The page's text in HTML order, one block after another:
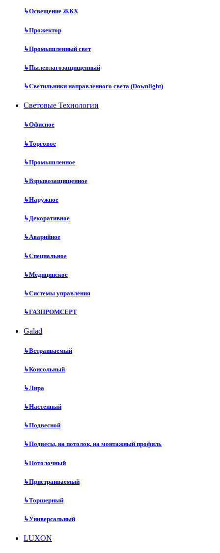
↳Освещение ЖКХ
↳Прожектор
↳Промышленный свет
↳Пылевлагозащищенный
↳Светильники направленного света (Downlight)
Световые Технологии
↳Офисное
↳Торговое
↳Промышленное
↳Взрывозащищенное
↳Наружное
↳Декоративное
↳Аварийное
↳Специальное
↳Медицинское
↳Системы управления
↳ГАЗПРОМСЕРТ
Galad
↳Встраиваемый
↳Консольный
↳Лира
↳Настенный
↳Подвесной
↳Подвесы, на потолок, на монтажный профиль
↳Потолочный
↳Пристраиваемый
↳Торшерный
↳Универсальный
LUXON